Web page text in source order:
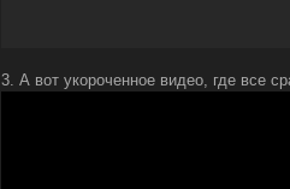
3. А вот укороченное видео, где все